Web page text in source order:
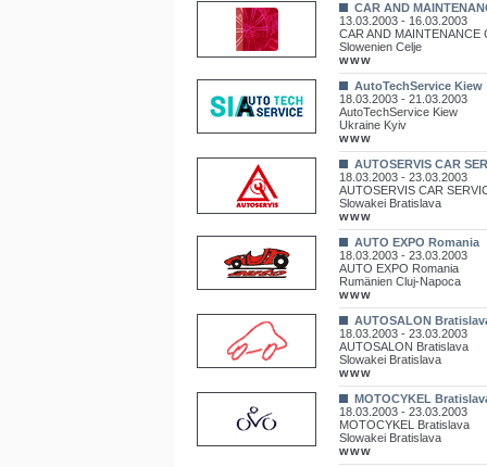
CAR AND
13.03.2003 - 16.03.2003
CAR AND MAINTENANCE
Slowenien Celje
www
AutoTechService Kiew
18.03.2003 - 21.03.2003
AutoTechService Kiew
Ukraine Kyiv
www
AUTOSERVIS CAR
18.03.2003 - 23.03.2003
AUTOSERVIS CAR
Slowakei Bratislava
www
AUTO EXPO Romania
18.03.2003 - 23.03.2003
AUTO EXPO Romania
Rumänien Cluj-Napoca
www
AUTOSALON
18.03.2003 - 23.03.2003
AUTOSALON Bratislava
Slowakei Bratislava
www
MOTOCYKEL
18.03.2003 - 23.03.2003
MOTOCYKEL Bratislava
Slowakei Bratislava
www